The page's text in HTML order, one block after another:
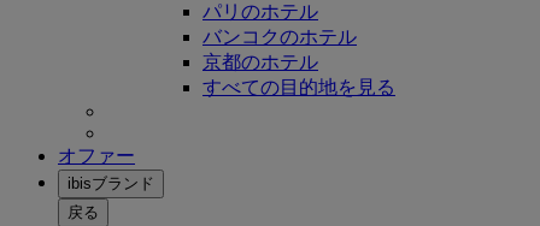
パリのホテル
バンコクのホテル
京都のホテル
すべての目的地を見る
オファー
ibisブランド
戻る